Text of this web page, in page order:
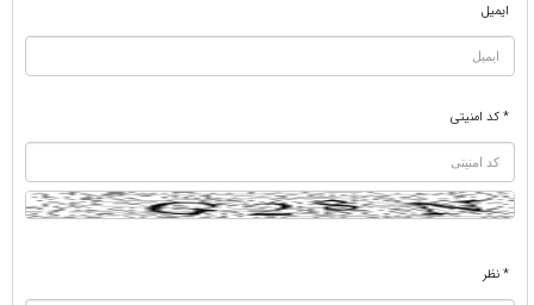
ایمیل
* کد امنیتی
* نظر